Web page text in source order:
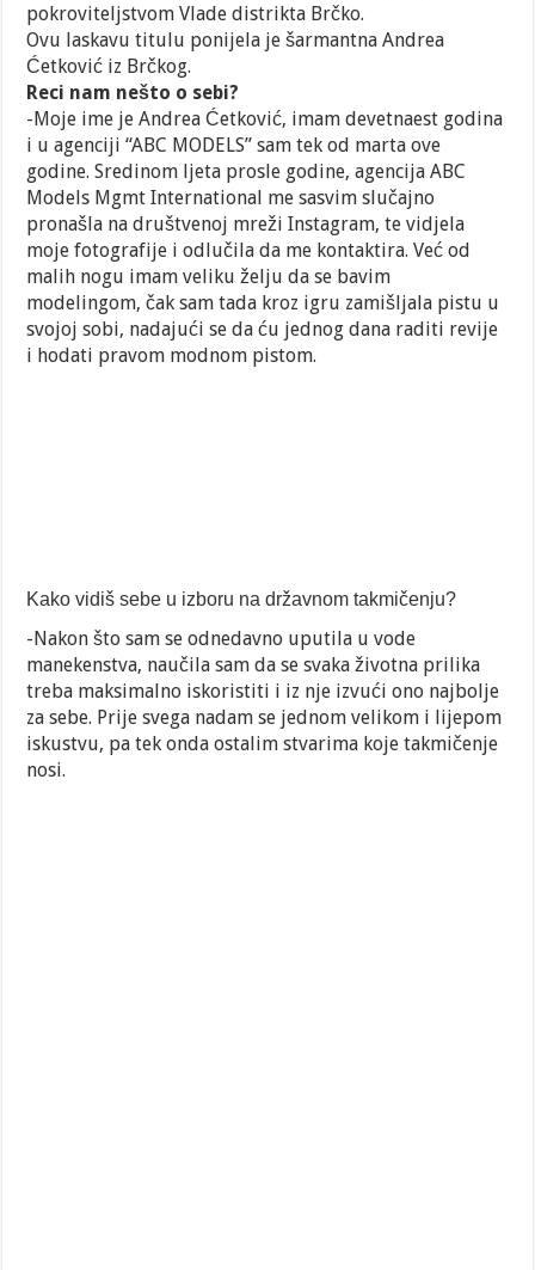
pokroviteljstvom Vlade distrikta Brčko.
Ovu laskavu titulu ponijela je šarmantna Andrea
Ćetković iz Brčkog.
Reci nam nešto o sebi?
-Moje ime je Andrea Ćetković, imam devetnaest godina
i u agenciji “ABC MODELS” sam tek od marta ove
godine. Sredinom ljeta prosle godine, agencija ABC
Models Mgmt International me sasvim slučajno
pronašla na društvenoj mreži Instagram, te vidjela
moje fotografije i odlučila da me kontaktira. Već od
malih nogu imam veliku želju da se bavim
modelingom, čak sam tada kroz igru zamišljala pistu u
svojoj sobi, nadajući se da ću jednog dana raditi revije
i hodati pravom modnom pistom.
Kako vidiš sebe u izboru na državnom takmičenju?
-Nakon što sam se odnedavno uputila u vode
manekenstva, naučila sam da se svaka životna prilika
treba maksimalno iskoristiti i iz nje izvući ono najbolje
za sebe. Prije svega nadam se jednom velikom i lijepom
iskustvu, pa tek onda ostalim stvarima koje takmičenje
nosi.